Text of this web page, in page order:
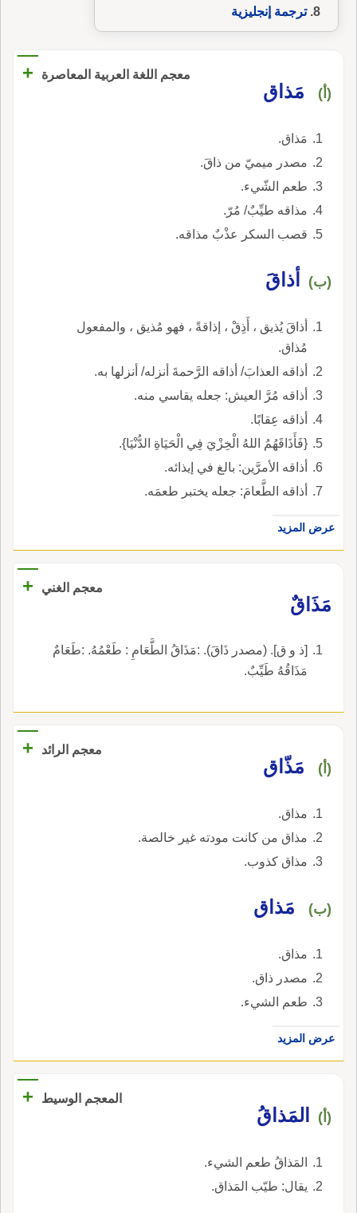
ترجمة إنجليزية
معجم اللغة العربية المعاصرة +
(أ) مَذاق
مَذاق.
مصدر ميميّ من ذاقَ.
طعم الشّيء.
مذاقه طيِّبٌ/ مُرّ.
قصب السكر عذْبٌ مذاقه.
(ب) أذاقَ
أذاقَ يُذيق ، أَذِقْ ، إذاقةً ، فهو مُذيق ، والمفعول
مُذاق.
أذاقه العذابَ/ أذاقه الرَّحمةَ أنزله/ أنزلها به.
أذاقه مُرَّ العيش: جعله يقاسي منه.
أذاقه عِقابًا.
{فَأَذَاقَهُمُ اللهُ الْخِزْيَ فِي الْحَيَاةِ الدُّنْيَا}.
أذاقه الأمرَّين: بالغ في إيذائه.
أذاقه الطَّعامَ: جعله يختبر طعمَه.
عرض المزيد
معجم الغني
+
مَذَاقٌ
[ذ و ق]. (مصدر ذَاقَ). :مَذَاقُ الطَّعَامِ : طَعْمُهُ. :طَعَامٌ
مَذَاقُهُ طَيِّبٌ.
معجم الرائد +
(أ) مَذّاق
مذاق.
مذاق من كانت مودته غير خالصة.
مذاق كذوب.
(ب) مَذاق
مذاق.
مصدر ذاق.
طعم الشيء.
عرض المزيد
المعجم الوسيط +
(أ) المَذاقُ
المَذاقُ طعم الشيء.
يقال: طيّب المَذاق.